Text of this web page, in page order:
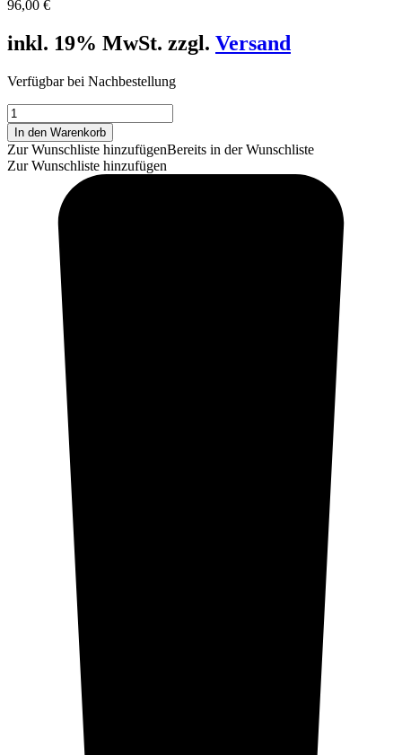
96,00 €
inkl. 19% MwSt. zzgl. Versand
Verfügbar bei Nachbestellung
GECO,
.223
Rem.,
DTX,
3,6g/55grs.,
In den Warenkorb
Zur Wunschliste hinzufügenBereits in der Wunschliste
Zur Wunschliste hinzufügen